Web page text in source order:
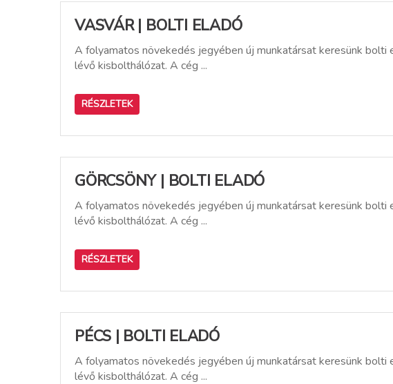
VASVÁR | BOLTI ELADÓ
A folyamatos növekedés jegyében új munkatársat keresünk bolti
lévő kisbolthálózat. A cég ...
RÉSZLETEK
GÖRCSÖNY | BOLTI ELADÓ
A folyamatos növekedés jegyében új munkatársat keresünk bolti
lévő kisbolthálózat. A cég ...
RÉSZLETEK
PÉCS | BOLTI ELADÓ
A folyamatos növekedés jegyében új munkatársat keresünk bolti
lévő kisbolthálózat. A cég ...